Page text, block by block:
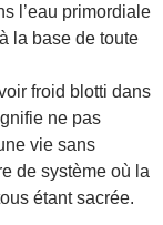
l’eau primordiale
la base de toute
froid blotti dans
ne pas
vie sans
de système où la
étant sacrée.